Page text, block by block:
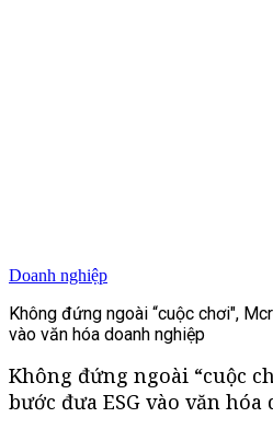
Doanh nghiệp
Không đứng ngoài “cuộc chơi",
vào văn hóa doanh nghiệp
Không đứng ngoài “cuộc
bước đưa ESG vào văn